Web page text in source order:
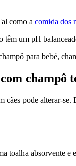
como a comida dos
têm um pH
para bebé,
champô
pode alterar-
toalha absorvente